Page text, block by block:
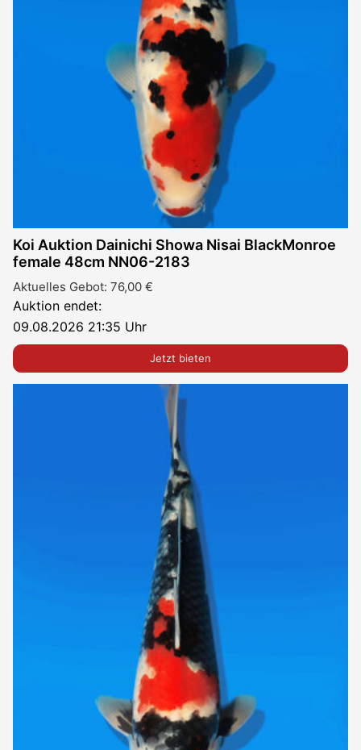
Koi Auktion Dainichi Showa Nisai BlackMonroe
female 48cm NN06-2183
Aktuelles Gebot: 76,00 €
Auktion endet:
09.08.2026 21:35 Uhr
Jetzt bieten